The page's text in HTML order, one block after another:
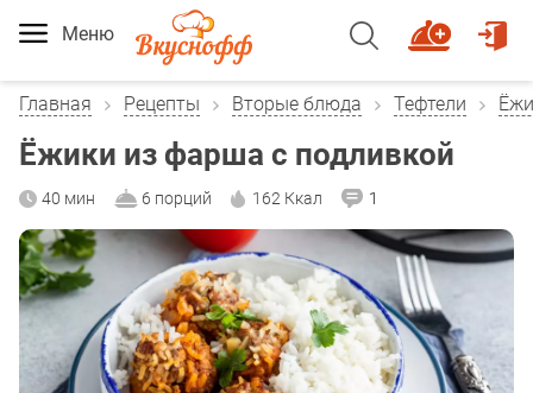
Меню
Главная Рецепты Вторые блюда Тефтели
Ёжики из фарша с подливкой
40 мин 6 порций 162 Ккал 1